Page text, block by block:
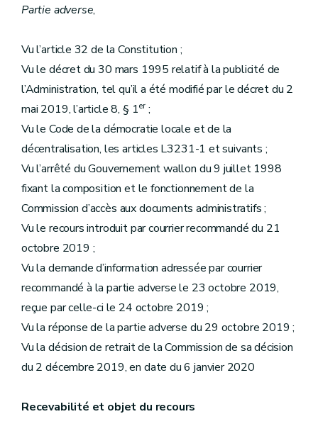
Partie adverse,
Vu l’article 32 de la Constitution ;
Vu le décret du 30 mars 1995 relatif à la publicité de
l’Administration, tel qu’il a été modifié par le décret du 2
mai 2019, l’article 8, § 1er;
Vu le Code de la démocratie locale et de la
décentralisation, les articles L3231-1 et suivants ;
Vu l’arrêté du Gouvernement wallon du 9 juillet 1998
fixant la composition et le fonctionnement de la
Commission d’accès aux documents administratifs ;
Vu le recours introduit par courrier recommandé du 21
octobre 2019 ;
Vu la demande d’information adressée par courrier
recommandé à la partie adverse le 23 octobre 2019,
reçue par celle-ci le 24 octobre 2019 ;
Vu la réponse de la partie adverse du 29 octobre 2019 ;
Vu la décision de retrait de la Commission de sa décision
du 2 décembre 2019, en date du 6 janvier 2020
Recevabilité et objet du recours